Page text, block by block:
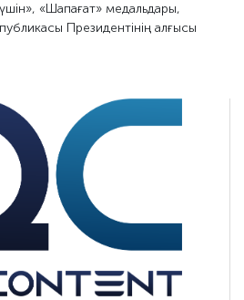
«Шапағат» медальдары,
Президентінің алғысы